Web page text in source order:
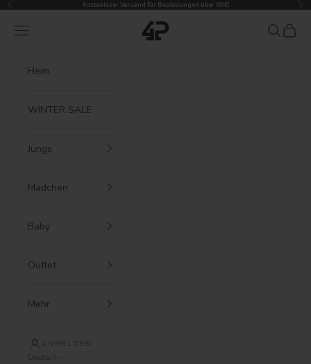
Zum Inhalt springen
Zurück Kostenloser Versand für Bestellungen über 60 €! Vor
4President
Menü Suchen
Heim
WINTER SALE
Jungs
Mädchen
Baby
Outlet
Mehr
ANMELDEN
Deutsch